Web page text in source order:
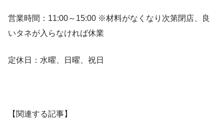
営業時間：11:00～15:00 ※材料がなくなり次第閉店、良
いタネが入らなければ休業
定休日：水曜、日曜、祝日
【関連する記事】